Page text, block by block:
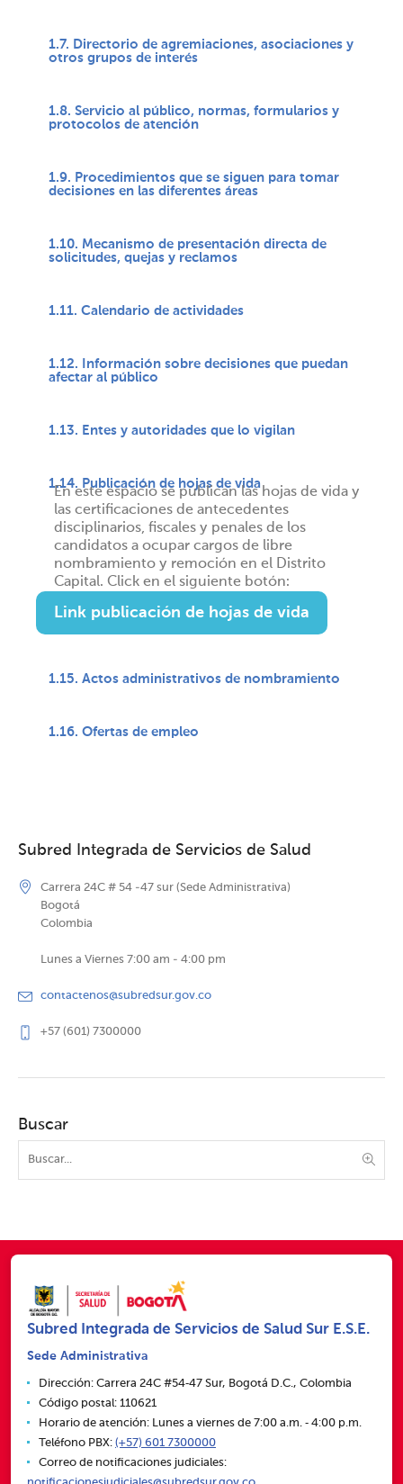
1.7. Directorio de agremiaciones, asociaciones y
otros grupos de interés
1.8. Servicio al público, normas, formularios y
protocolos de atención
1.9. Procedimientos que se siguen para tomar
decisiones en las diferentes áreas
1.10. Mecanismo de presentación directa de
solicitudes, quejas y reclamos
1.11. Calendario de actividades
1.12. Información sobre decisiones que puedan
afectar al público
1.13. Entes y autoridades que lo vigilan
1.14. Publicación de hojas de vida
En este espacio se publican las hojas de vida y
las certificaciones de antecedentes
disciplinarios, fiscales y penales de los
candidatos a ocupar cargos de libre
nombramiento y remoción en el Distrito
Capital. Click en el siguiente botón:
Link publicación de hojas de vida
1.15. Actos administrativos de nombramiento
1.16. Ofertas de empleo
Subred Integrada de Servicios de Salud
Carrera 24C # 54 -47 sur (Sede Administrativa)
Bogotá
Colombia
Lunes a Viernes 7:00 am - 4:00 pm
contactenos@subredsur.gov.co
+57 (601) 7300000
Buscar
Subred Integrada de Servicios de Salud Sur E.S.E.
Sede Administrativa
Dirección: Carrera 24C #54‑47 Sur, Bogotá D.C., Colombia
Código postal: 110621
Horario de atención: Lunes a viernes de 7:00 a.m. ‑ 4:00 p.m.
Teléfono PBX: (+57) 601 7300000
Correo de notificaciones judiciales: